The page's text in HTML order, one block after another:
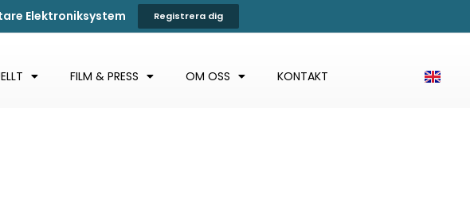
Elektroniksystem Registrera dig
FILM & PRESS OM OSS KONTAKT